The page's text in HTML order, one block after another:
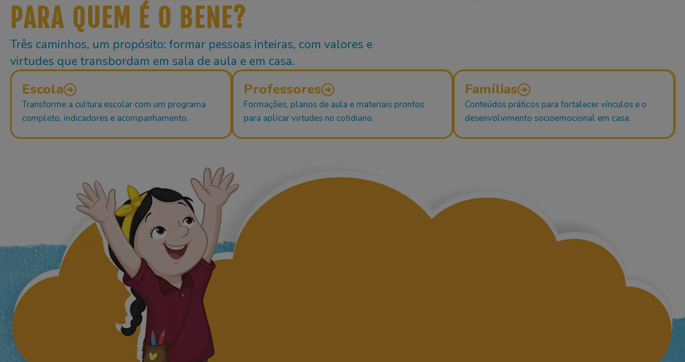
PARA QUEM É O BENE?
Três caminhos, um propósito: formar pessoas inteiras, com valores e
virtudes que transbordam em sala de aula e em casa.
Escola
Transforme a cultura escolar com um programa
completo, indicadores e acompanhamento.
Professores
Formações, planos de aula e materiais prontos
para aplicar virtudes no cotidiano.
Famílias
Conteúdos práticos para fortalecer vínculos e o
desenvolvimento socioemocional em casa.